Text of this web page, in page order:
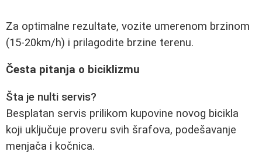
Za optimalne rezultate, vozite umerenom brzinom
(15-20km/h) i prilagodite brzine terenu.
Česta pitanja o biciklizmu
Šta je nulti servis?
Besplatan servis prilikom kupovine novog bicikla
koji uključuje proveru svih šrafova, podešavanje
menjača i kočnica.